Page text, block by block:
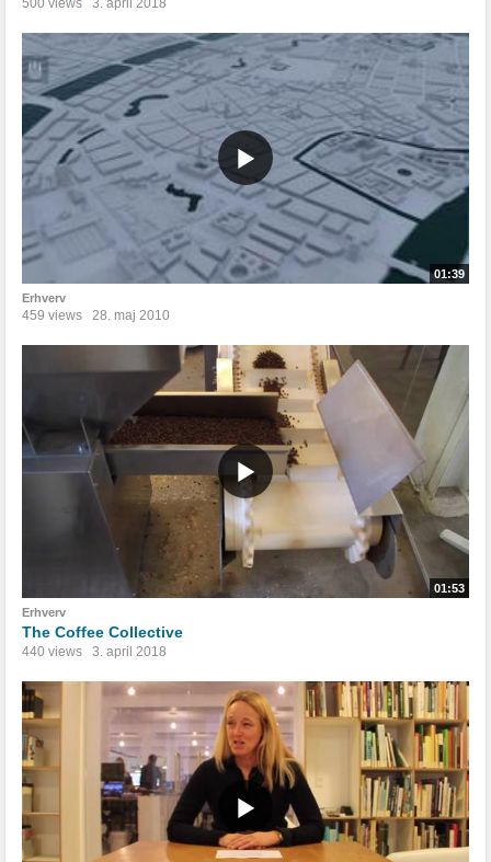
01:39
Erhverv
459 views 28. maj 2010
01:53
Erhverv
The Coffee Collective
440 views 3. april 2018